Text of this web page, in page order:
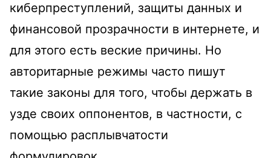
киберпреступлений, защиты данных и
финансовой прозрачности в интернете, и
для этого есть веские причины. Но
авторитарные режимы часто пишут
такие законы для того, чтобы держать в
узде своих оппонентов, в частности, с
помощью расплывчатости